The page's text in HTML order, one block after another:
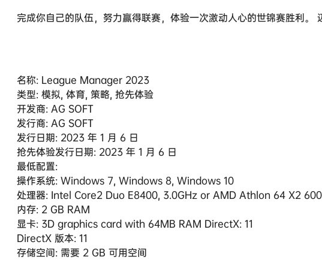
完成你自己的队伍，努力赢得联赛，体验一次激动人心的世锦赛胜利。
名称: League Manager 2023
类型: 模拟, 体育, 策略, 抢先体验
开发商: AG SOFT
发行商: AG SOFT
发行日期: 2023 年 1 月 6 日
抢先体验发行日期: 2023 年 1 月 6 日
最低配置:
操作系统: Windows 7, Windows 8, Windows 10
处理器: Intel Core2 Duo E8400, 3.0GHz or AMD Athlon 64 X2
内存: 2 GB RAM
显卡: 3D graphics card with 64MB RAM DirectX: 11
DirectX 版本: 11
存储空间: 需要 2 GB 可用空间